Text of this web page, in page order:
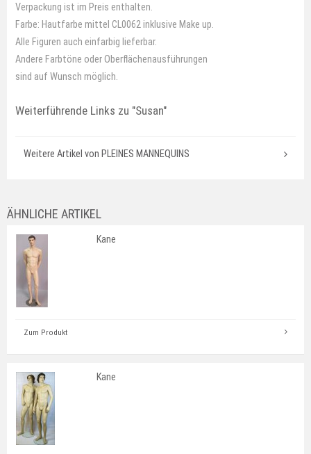
Verpackung ist im Preis enthalten.
Farbe: Hautfarbe mittel CL0062 inklusive Make up.
Alle Figuren auch einfarbig lieferbar.
Andere Farbtöne oder Oberflächenausführungen
sind auf Wunsch möglich.
Weiterführende Links zu "Susan"
Weitere Artikel von PLEINES MANNEQUINS
ÄHNLICHE ARTIKEL
Kane
Zum Produkt
Kane